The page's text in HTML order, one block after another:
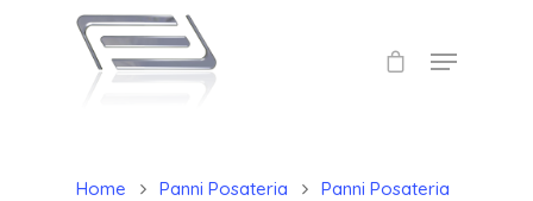
Home Panni Posateria
Panni Posateria